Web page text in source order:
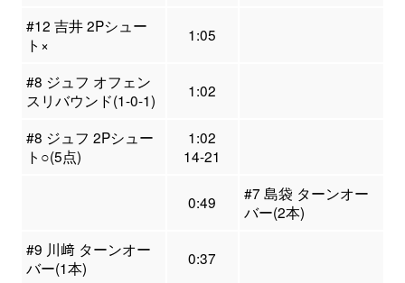
#12 吉井 2Pシュー
ト×
1:05
#8 ジュフ オフェン
スリバウンド(1-0-1)
1:02
#8 ジュフ 2Pシュー
ト○(5点)
1:02
14-21
0:49
#7 島袋 ターンオー
バー(2本)
#9 川﨑 ターンオー
バー(1本)
0:37